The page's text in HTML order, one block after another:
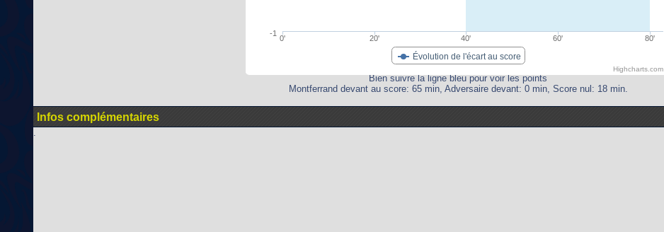
Évolution de l'écart au score
0' 20' 40' 60' 80'
-1
Highcharts.com
Bien suivre la ligne bleu pour voir les points
Montferrand devant au score: 65 min, Adversaire devant: 0 min, Score nul: 18 min.
Infos complémentaires
.